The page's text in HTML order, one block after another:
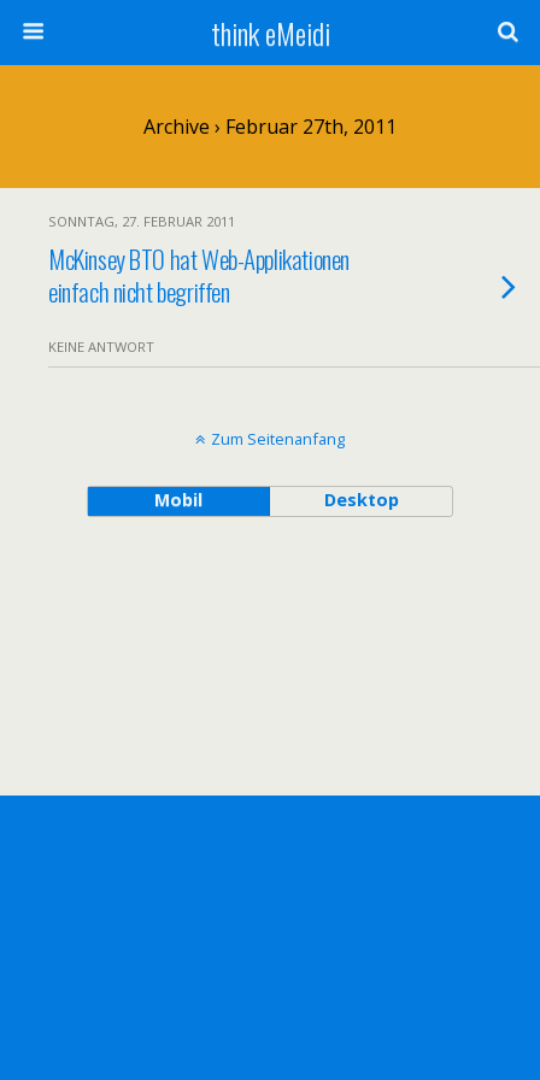
think eMeidi
Archive › Februar 27th, 2011
SONNTAG, 27. FEBRUAR 2011
McKinsey BTO hat Web-Applikationen
einfach nicht begriffen
KEINE ANTWORT
Zum Seitenanfang
Mobil Desktop